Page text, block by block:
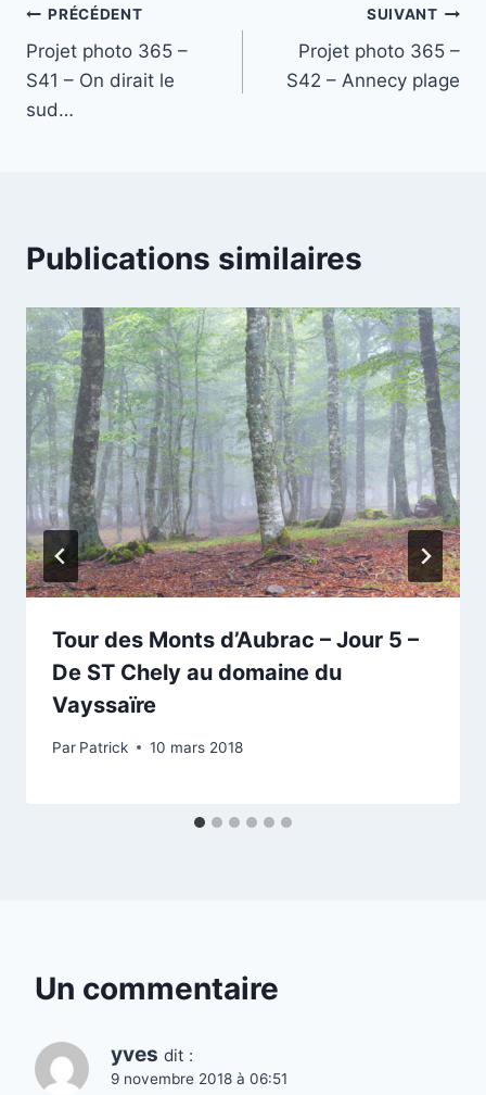
Navigation
de
l’article
PRÉCÉDENT
Projet photo 365 –
S41 – On dirait le
sud…
SUIVANT
Projet photo 365 –
S42 – Annecy plage
Publications similaires
Tour des Monts d’Aubrac – Jour 5 –
De ST Chely au domaine du
Vayssaïre
Par Patrick 10 mars 2018
Un commentaire
yves dit :
9 novembre 2018 à 06:51